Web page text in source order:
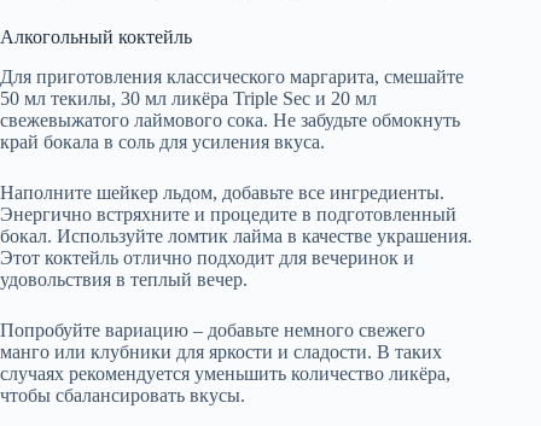
Алкогольный коктейль
Для приготовления классического маргарита, смешайте
50 мл текилы, 30 мл ликёра Triple Sec и 20 мл
свежевыжатого лаймового сока. Не забудьте обмокнуть
край бокала в соль для усиления вкуса.
Наполните шейкер льдом, добавьте все ингредиенты.
Энергично встряхните и процедите в подготовленный
бокал. Используйте ломтик лайма в качестве украшения.
Этот коктейль отлично подходит для вечеринок и
удовольствия в теплый вечер.
Попробуйте вариацию – добавьте немного свежего
манго или клубники для яркости и сладости. В таких
случаях рекомендуется уменьшить количество ликёра,
чтобы сбалансировать вкусы.